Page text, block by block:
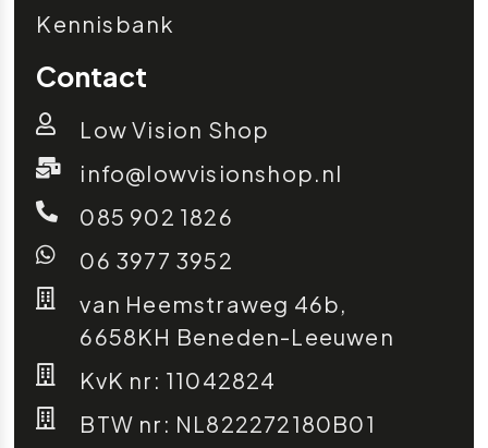
Kennisbank
Contact
Low Vision Shop
info@lowvisionshop.nl
085 902 1826
06 3977 3952
van Heemstraweg 46b,
6658KH Beneden-Leeuwen
KvK nr: 11042824
BTW nr: NL822272180B01